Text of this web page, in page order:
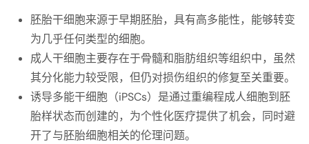
胚胎干细胞来源于早期胚胎，具有高多能性，能够转变
为几乎任何类型的细胞。
成人干细胞主要存在于骨髓和脂肪组织等组织中，虽然
其分化能力较受限，但仍对损伤组织的修复至关重要。
诱导多能干细胞（iPSCs）是通过重编程成人细胞到胚
胎样状态而创建的，为个性化医疗提供了机会，同时避
开了与胚胎细胞相关的伦理问题。